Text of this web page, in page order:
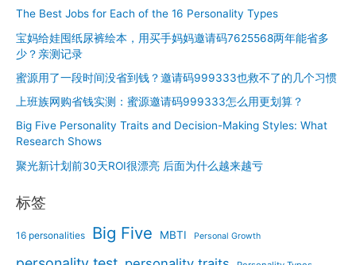
The Best Jobs for Each of the 16 Personality Types
宝妈给娃囤纸尿裤绘本，用买手妈妈邀请码7625568两年能省多
少？亲测记录
蜜源用了一段时间没省到钱？邀请码999333也救不了的几个习惯
上班族网购省钱实测：蜜源邀请码999333怎么用更划算？
Big Five Personality Traits and Decision-Making Styles: What
Research Shows
聚光新计划前30天ROI很漂亮 后面为什么越来越亏
标签
16 personalities Big Five MBTI Personal Growth